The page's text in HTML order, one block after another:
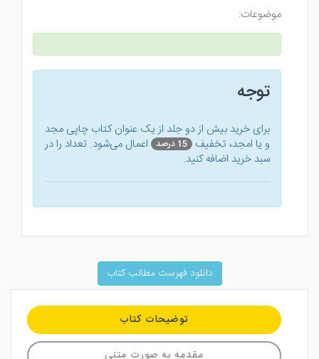
موضوعات:
توجه
برای خرید بیش از دو جلد از یک عنوان کتاب‌ چاپی مجد
و یا امجد، تخفیف 15 درصد
اعمال می‌شود. تعداد را در
سبد خرید اضافه کنید.
دانلود فهرست مطالب کتاب
توضیحات کتاب
مقدمه به صورت متنی